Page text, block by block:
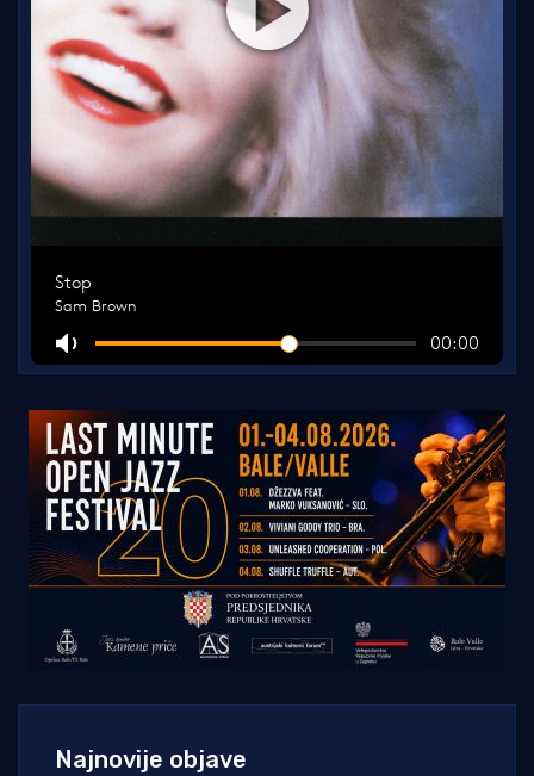
Najnovije objave